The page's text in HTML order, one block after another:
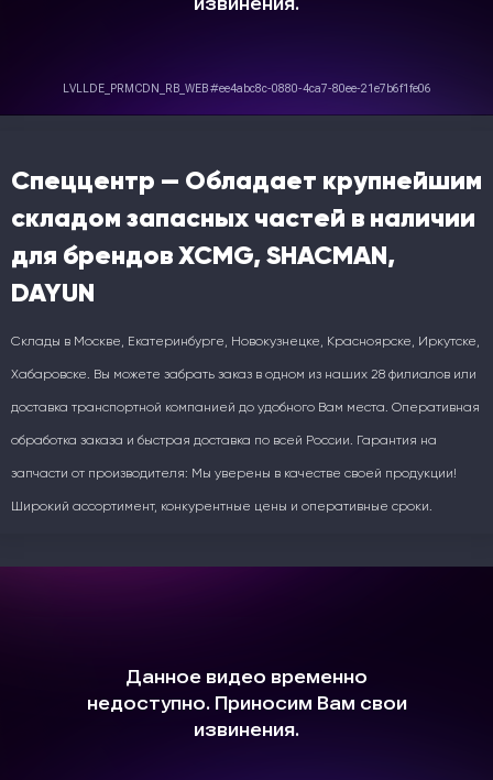
Спеццентр — Обладает крупнейшим
складом запасных частей в наличии
для брендов XCMG, SHACMAN,
DAYUN
Склады в Москве, Екатеринбурге, Новокузнецке, Красноярске, Иркутске,
Хабаровске. Вы можете забрать заказ в одном из наших 28 филиалов или
доставка транспортной компанией до удобного Вам места. Оперативная
обработка заказа и быстрая доставка по всей России. Гарантия на
запчасти от производителя: Мы уверены в качестве своей продукции!
Широкий ассортимент, конкурентные цены и оперативные сроки.